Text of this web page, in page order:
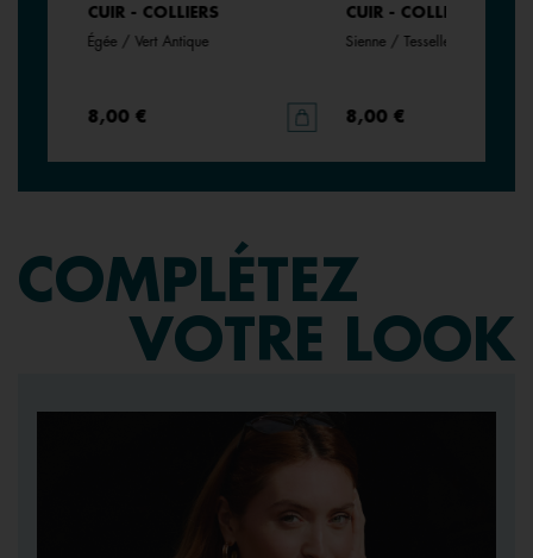
CUIR - COLLIERS
Égée / Vert Antique
8,00 €
CUIR - COLLIERS
Sienne / Tesselle
8,00 €
COMPLÉTEZ
VOTRE LOOK